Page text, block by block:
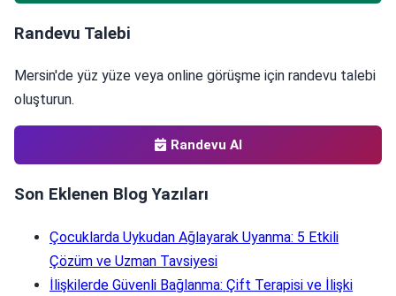
Randevu Talebi
Mersin'de yüz yüze veya online görüşme için randevu talebi
oluşturun.
Randevu Al
Son Eklenen Blog Yazıları
Çocuklarda Uykudan Ağlayarak Uyanma: 5 Etkili
Çözüm ve Uzman Tavsiyesi
İlişkilerde Güvenli Bağlanma: Çift Terapisi ve İlişki